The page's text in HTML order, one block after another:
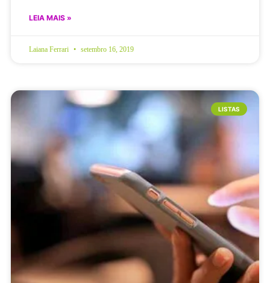
LEIA MAIS »
Laiana Ferrari setembro 16, 2019
LISTAS